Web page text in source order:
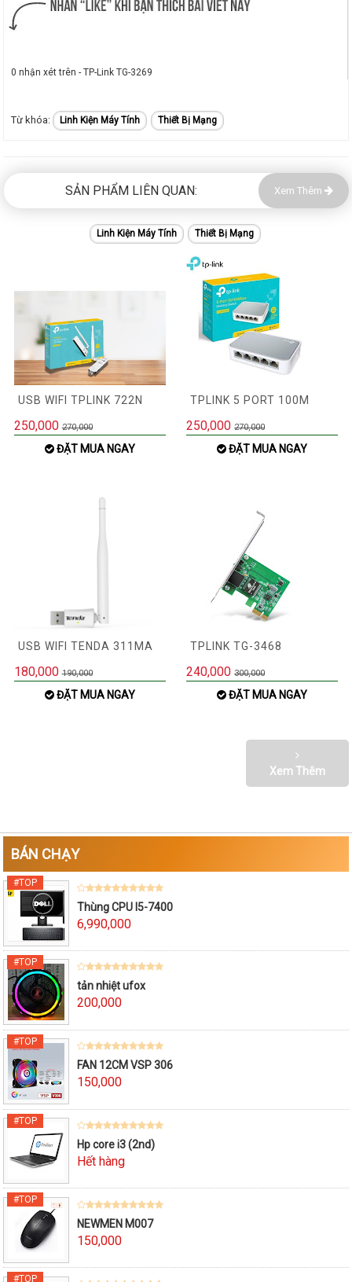
0 nhận xét trên - TP-Link TG-3269
Linh Kiện Máy Tính Thiết Bị Mạng
SẢN PHẨM LIÊN QUAN: Xem Thêm
Linh Kiện Máy Tính Thiết Bị Mạng
USB WIFI TPLINK 722N
250,000 270,000
ĐẶT MUA NGAY
TPLINK 5 PORT 100M
250,000 270,000
ĐẶT MUA NGAY
USB WIFI TENDA 311MA
180,000 190,000
ĐẶT MUA NGAY
TPLINK TG-3468
240,000 300,000
ĐẶT MUA NGAY
Xem Thêm
BÁN CHẠY
Thùng CPU I5-7400
6,990,000
tản nhiệt ufox
200,000
FAN 12CM VSP 306
150,000
Hp core i3 (2nd)
Hết hàng
NEWMEN M007
150,000